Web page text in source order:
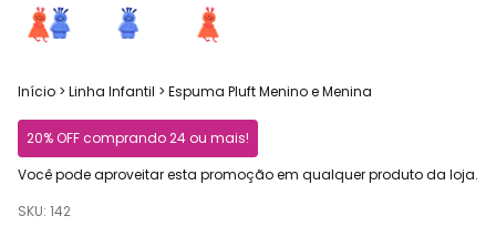
Início > Linha Infantil > Espuma Pluft Menino e Menina
20% OFF comprando 24 ou mais!
Você pode aproveitar esta promoção em qualquer produto da loja.
SKU: 142